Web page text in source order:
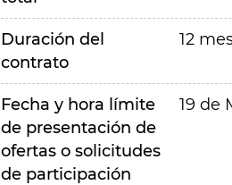
Duración del
contrato
12
Fecha y hora límite
de presentación de
ofertas o solicitudes
de participación
19 de